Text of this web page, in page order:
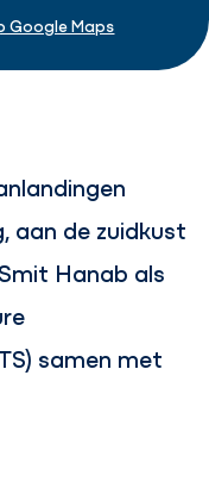
Google Maps
aan de zuidkust
Hanab als
samen met